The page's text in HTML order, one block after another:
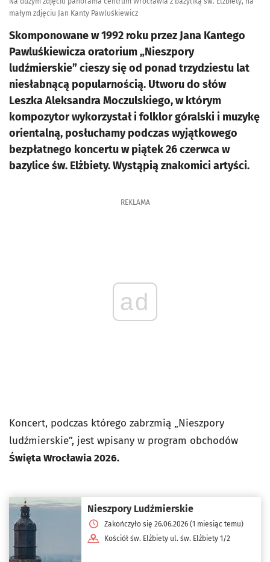
małym zdjęciu Jan Kanty Pawluśkiewicz
Skomponowane w 1992 roku przez Jana Kantego
Pawluśkiewicza oratorium „Nieszpory
ludźmierskie” cieszy się od ponad trzydziestu lat
niesłabnącą popularnością. Utworu do słów
Leszka Aleksandra Moczulskiego, w którym
kompozytor wykorzystał i folklor góralski i muzykę
orientalną, posłuchamy podczas wyjątkowego
bezpłatnego koncertu w piątek 26 czerwca w
bazylice św. Elżbiety. Wystąpią znakomici artyści.
REKLAMA
ad
Koncert, podczas którego zabrzmią „Nieszpory
ludźmierskie”, jest wpisany w program obchodów
Święta Wrocławia 2026.
Nieszpory Ludźmierskie
Zakończyło się 26.06.2026 (1 miesiąc temu)
Kościół św. Elżbiety ul. św. Elżbiety 1/2